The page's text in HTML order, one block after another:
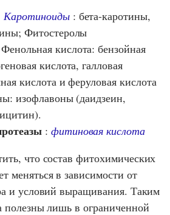
Каротиноиды: бета-каротины,
Фитостеролы
Фенольная кислота: бензойная
кислота, галловая
кислота и феруловая кислота
изофлавоны (даидзеин,
: фитиновая кислота
что состав фитохимических
меняться в зависимости от
и условий выращивания. Таким
полезны лишь в ограниченной